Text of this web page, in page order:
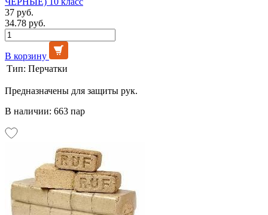
37 руб.
34.78 руб.
В корзину
Тип: Перчатки
Предназначены для защиты рук.
В наличии: 663 пар